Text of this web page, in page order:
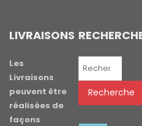
LIVRAISONS
Les
Livraisons
peuvent être
réalisées de
façons
Recherche